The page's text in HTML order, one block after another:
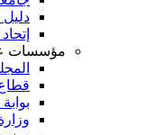
دليل
مؤسسات
قطاع